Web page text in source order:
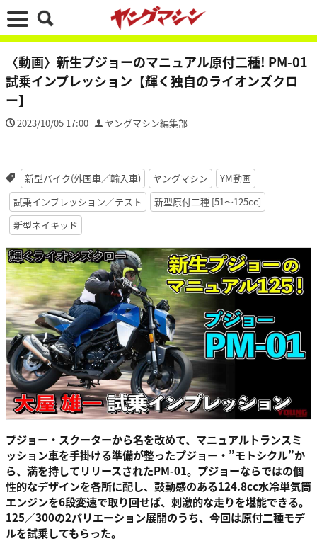
〈動画〉新生プジョーのマニュアル原付二種! PM-01
試乗インプレッション【輝く独自のライオンズクロ
ー】
2023/10/05 17:00 ヤングマシン編集部
新型バイク(外国車／輸入車) ヤングマシン
YM動画
試乗インプレッション／テスト
新型原付二種 [51〜125cc]
新型ネイキッド
プジョー・スクーターから名を改めて、マニュアルトランスミ
ッション車を手掛ける準備が整ったプジョー・”モトシクル”か
ら、満を持してリリースされたPM-01。プジョーならではの個
性的なデザインを各所に配し、鼓動感のある124.8cc水冷単気筒
エンジンを6段変速で取り回せば、刺激的な走りを堪能できる。
125／300の2バリエーション展開のうち、今回は原付二種モデ
ルを試乗してもらった。